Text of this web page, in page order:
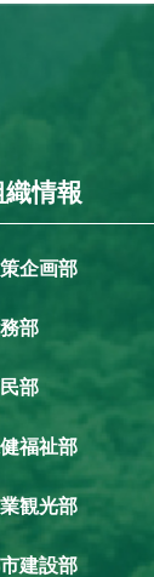
織情報
企画部
部
部
福祉部
観光部
建設部